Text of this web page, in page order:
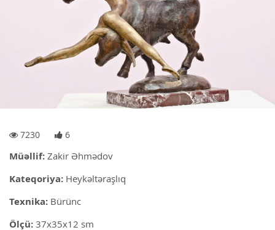
7230 6
Müəllif: Zakir Əhmədov
Kateqoriya: Heykəltəraşlıq
Texnika: Bürünc
Ölçü: 37x35x12 sm